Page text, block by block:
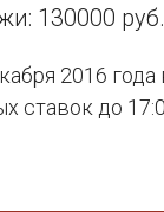
130000 руб.
2016 года
ставок до